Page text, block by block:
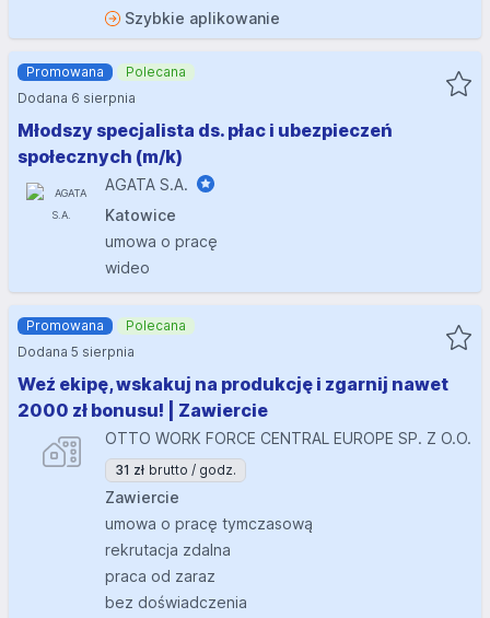
Szybkie aplikowanie
Młodszy specjalista ds. płac i ubezpieczeń
społecznych (m/k)
AGATA S.A.
Katowice
umowa o pracę
wideo
Promowana
Polecana
Dodana 6 sierpnia
Weź ekipę, wskakuj na produkcję i zgarnij nawet
2000 zł bonusu! | Zawiercie
OTTO WORK FORCE CENTRAL EUROPE SP. Z O.O.
31 zł brutto / godz.
Zawiercie
umowa o pracę tymczasową
rekrutacja zdalna
praca od zaraz
bez doświadczenia
Promowana
Polecana
Dodana 5 sierpnia